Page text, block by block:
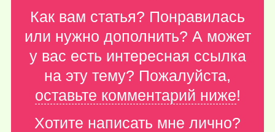
Как вам статья? Понравилась
или нужно дополнить? А может
у вас есть интересная ссылка
на эту тему? Пожалуйста,
оставьте комментарий ниже!
Хотите написать мне лично?